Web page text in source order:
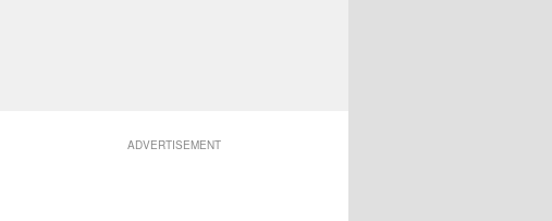
ADVERTISEMENT